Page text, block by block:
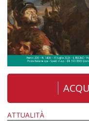
ATTUALITÀ